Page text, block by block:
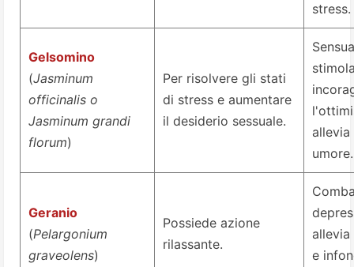
stress.
Gelsomino
(Jasminum
officinalis o
Jasminum grandi
florum)
Per risolvere gli stati
di stress e aumentare
il desiderio sessuale.
umore.
Geranio
(Pelargonium
graveolens)
Possiede azione
rilassante.
allevia
e